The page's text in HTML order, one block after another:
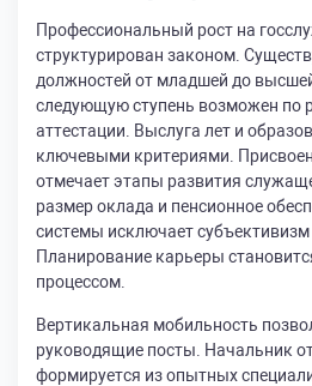
Профессиональный рост на
структурирован законом.
должностей от младшей до
следующую ступень возможен по
аттестации. Выслуга лет и
ключевыми критериями.
отмечает этапы развития
размер оклада и пенсионное
системы исключает
Планирование карьеры
процессом.
Вертикальная мобильность
руководящие посты. Начальник
формируется из опытных